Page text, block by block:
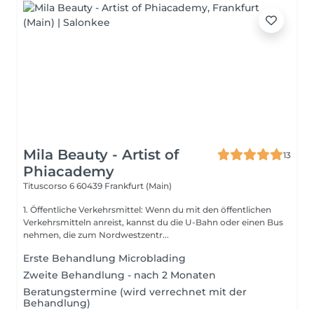
Mila Beauty - Artist of
Phiacademy
13
Tituscorso 6 60439 Frankfurt (Main)
1. Öffentliche Verkehrsmittel: Wenn du mit den öffentlichen
Verkehrsmitteln anreist, kannst du die U-Bahn oder einen Bus
nehmen, die zum Nordwestzentr...
Erste Behandlung Microblading
Zweite Behandlung - nach 2 Monaten
Beratungstermine (wird verrechnet mit der
Behandlung)